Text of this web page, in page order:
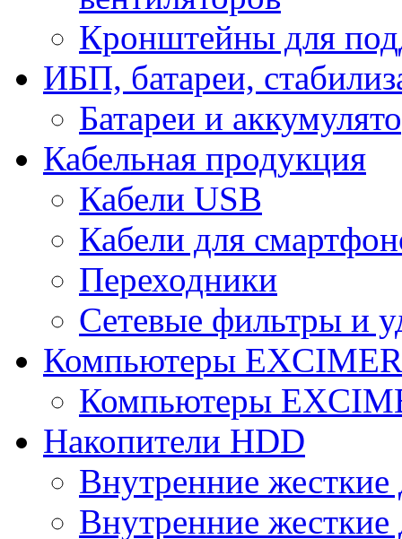
Кронштейны для
ИБП, батареи,
Батареи и
Кабельная продукция
Кабели USB
Кабели для
Переходники
Сетевые фильтры и
Компьютеры
Компьютеры
Накопители HDD
Внутренние
Внутренние